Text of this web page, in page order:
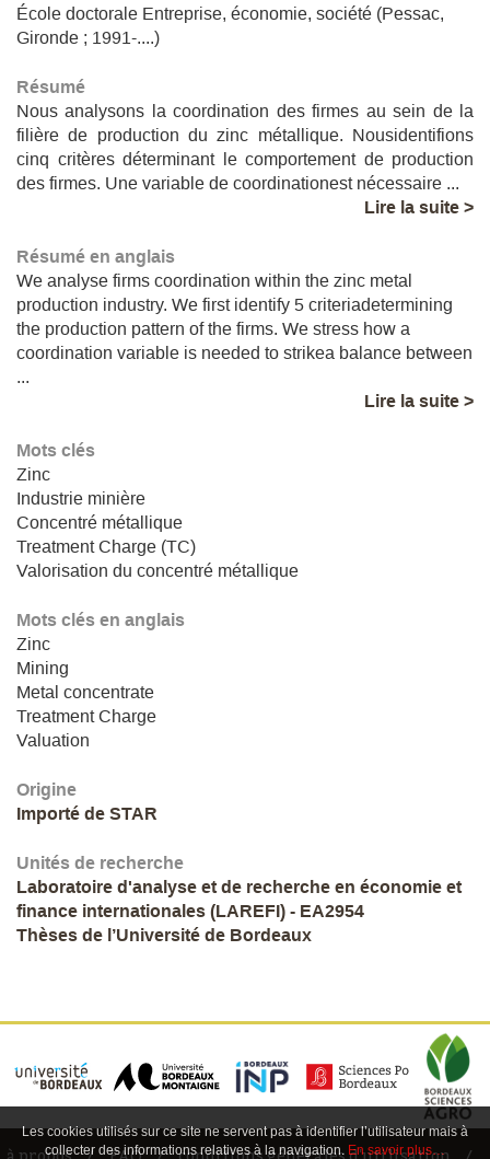
École doctorale Entreprise, économie, société (Pessac,
Gironde ; 1991-....)
Résumé
Nous analysons la coordination des firmes au sein de la
filière de production du zinc métallique. Nousidentifions
cinq critères déterminant le comportement de production
des firmes. Une variable de coordinationest nécessaire ...
Lire la suite >
Résumé en anglais
We analyse firms coordination within the zinc metal
production industry. We first identify 5 criteriadetermining
the production pattern of the firms. We stress how a
coordination variable is needed to strikea balance between
...
Lire la suite >
Mots clés
Zinc
Industrie minière
Concentré métallique
Treatment Charge (TC)
Valorisation du concentré métallique
Mots clés en anglais
Zinc
Mining
Metal concentrate
Treatment Charge
Valuation
Origine
Importé de STAR
Unités de recherche
Laboratoire d'analyse et de recherche en économie et
finance internationales (LAREFI) - EA2954
Thèses de l’Université de Bordeaux
Les cookies utilisés sur ce site ne servent pas à identifier l’utilisateur mais à
collecter des informations relatives à la navigation. En savoir plus…